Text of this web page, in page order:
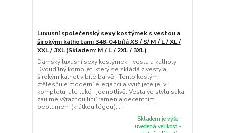
Luxusní společenský sexy kostýmek s vestou a
širokými kalhotami 348-04 bílá XS / S/ M / L / XL /
XXL / 3XL (Skladem: M / L / 2XL / 3XL)
Dámský luxusní sexy kostýmek - vesta a kalhoty
Dvoudílný komplet, který se skládá z vesty a
širokým kalhot v bílé barvě. Tento kostým
ztělesňuje moderní eleganci a využijete jej v
kompletu, ale také i jednotlivě. Vesta ve stylu saka
zaujme výraznou linií ramen a decentním
peplumem (krátkou légou),...
Skladem je výše
uvedená velikost -